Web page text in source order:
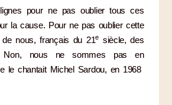
pour ne pas oublier tous ces
la cause. Pour ne pas oublier cette
de nous, français du 21e siècle, des
Non, nous ne sommes pas en
le chantait Michel Sardou, en 1968